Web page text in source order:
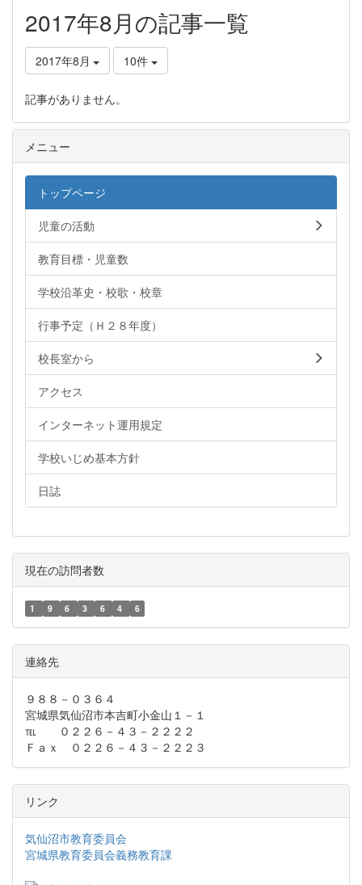
2017年8月の記事一覧
2017年8月 10件
記事がありません。
メニュー
トップページ
児童の活動
教育目標・児童数
学校沿革史・校歌・校章
行事予定（Ｈ２８年度）
校長室から
アクセス
インターネット運用規定
学校いじめ基本方針
日誌
現在の訪問者数
1 9 6 3 6 4 6
連絡先
９８８－０３６４
宮城県気仙沼市本吉町小金山１－１
℡ ０２２６－４３－２２２２
Ｆａｘ ０２２６－４３－２２２３
リンク
気仙沼市教育委員会
宮城県教育委員会義務教育課